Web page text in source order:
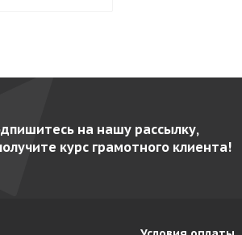
на нашу рассылку,
курс грамотного клиента!